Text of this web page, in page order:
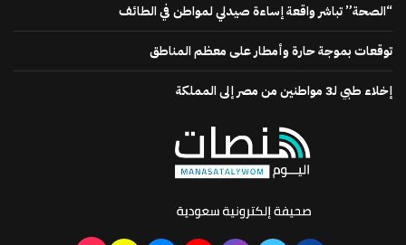
“الصحة” تباشر واقعة إساءة صيدلي لمواطن في الطائف
توقعات بموجة حارة وأمطار على معظم المناطق
إخلاء طبي لـ3 مواطنين من مصر إلى المملكة